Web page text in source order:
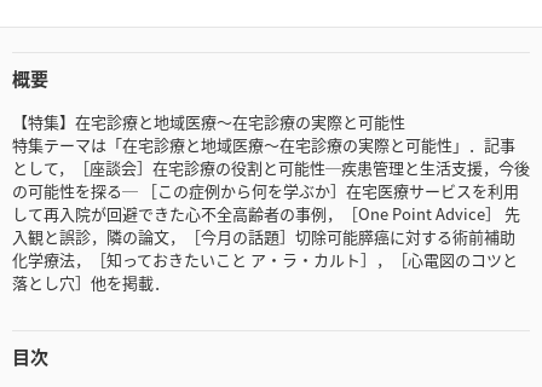
概要
【特集】在宅診療と地域医療～在宅診療の実際と可能性
特集テーマは「在宅診療と地域医療～在宅診療の実際と可能性」．記事
として，［座談会］在宅診療の役割と可能性─疾患管理と生活支援，今後
の可能性を探る─ ［この症例から何を学ぶか］在宅医療サービスを利用
して再入院が回避できた心不全高齢者の事例，［One Point Advice］ 先
入観と誤診，隣の論文，［今月の話題］切除可能膵癌に対する術前補助
化学療法，［知っておきたいこと ア・ラ・カルト］，［心電図のコツと
落とし穴］他を掲載．
目次